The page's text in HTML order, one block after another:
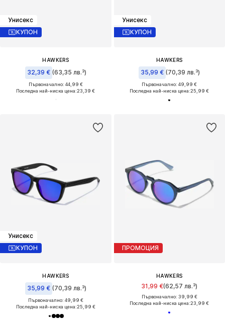
Унисекс
КУПОН
HAWKERS
32,39 € (63,35 лв.³)
Първоначално: 44,99 €
Последна най-ниска цена:23,39 €
Унисекс
КУПОН
HAWKERS
35,99 € (70,39 лв.³)
Първоначално: 49,99 €
Последна най-ниска цена:25,99 €
Унисекс
КУПОН
HAWKERS
35,99 € (70,39 лв.³)
Първоначално: 49,99 €
Последна най-ниска цена:25,99 €
ПРОМОЦИЯ
HAWKERS
31,99 €(62,57 лв.³)
Първоначално: 39,99 €
Последна най-ниска цена:23,99 €